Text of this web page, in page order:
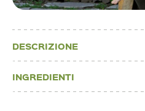
DESCRIZIONE
INGREDIENTI